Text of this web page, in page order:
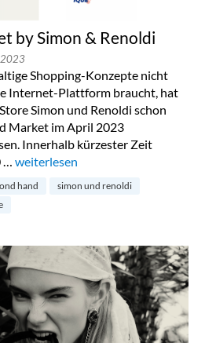
by Simon & Renoldi
Shopping-Konzepte nicht
Internet-Plattform braucht, hat
Simon und Renoldi schon
Market im April 2023
Innerhalb kürzester Zeit
„Preloved Market by Simon &
weiterlesen
hand
simon und renoldi